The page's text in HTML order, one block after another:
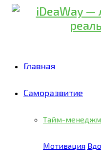
Главная
Саморазвитие
Тайм-
Мотивация